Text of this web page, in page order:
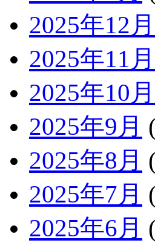
2025年12月
2025年11月
2025年10月
2025年9月
2025年8月
2025年7月
2025年6月